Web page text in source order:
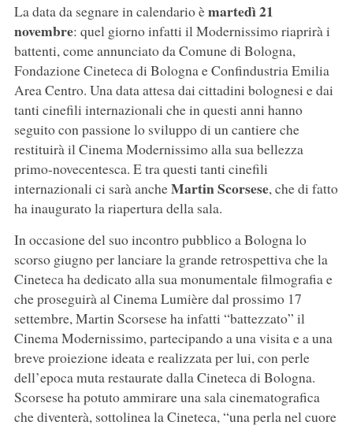
La data da segnare in calendario èmartedì 21
novembre: quel giorno infatti il Modernissimo riaprirà i
battenti, come annunciato da Comune di Bologna,
Fondazione Cineteca di Bologna e Confindustria Emilia
Area Centro. Una data attesa dai cittadini bolognesi e dai
tanti cinefili internazionali che in questi anni hanno
seguito con passione lo sviluppo di un cantiere che
restituirà il Cinema Modernissimo alla sua bellezza
primo-novecentesca. E tra questi tanti cinefili
internazionali ci sarà ancheMartin Scorsese, che di fatto
ha inaugurato la riapertura della sala.
In occasione del suo incontro pubblico a Bologna lo
scorso giugno per lanciare la grande retrospettiva che la
Cineteca ha dedicato alla sua monumentale filmografia e
che proseguirà al Cinema Lumière dal prossimo 17
settembre, Martin Scorsese ha infatti “battezzato” il
Cinema Modernissimo, partecipando a una visita e a una
breve proiezione ideata e realizzata per lui, con perle
dell’epoca muta restaurate dalla Cineteca di Bologna.
Scorsese ha potuto ammirare una sala cinematografica
che diventerà, sottolinea la Cineteca, “una perla nel cuore